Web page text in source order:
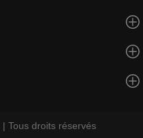
une variété d'e-
bestsellers d'Alfaliquid,
l'e-liquide FR Mint ou FR
corsée avec des notes de
Tous droits réservés